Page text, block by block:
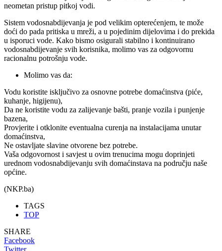
neometan pristup pitkoj vodi.
Sistem vodosnabdijevanja je pod velikim opterećenjem, te može
doći do pada pritiska u mreži, a u pojedinim dijelovima i do prekida
u isporuci vode. Kako bismo osigurali stabilno i kontinuirano
vodosnabdijevanje svih korisnika, molimo vas za odgovornu
racionalnu potrošnju vode.
Molimo vas da:
Vodu koristite isključivo za osnovne potrebe domaćinstva (piće,
kuhanje, higijenu),
Da ne koristite vodu za zalijevanje bašti, pranje vozila i punjenje
bazena,
Provjerite i otklonite eventualna curenja na instalacijama unutar
domaćinstva,
Ne ostavljate slavine otvorene bez potrebe.
Vaša odgovornost i savjest u ovim trenucima mogu doprinjeti
urednom vodosnabdijevanju svih domaćinstava na području naše
općine.
(NKP.ba)
TAGS
TOP
SHARE
Facebook